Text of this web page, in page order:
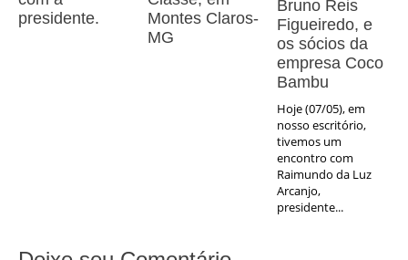
presidente.
Montes Claros-
MG
Bruno Reis
Figueiredo, e
os sócios da
empresa Coco
Bambu
Hoje (07/05), em
nosso escritório,
tivemos um
encontro com
Raimundo da Luz
Arcanjo,
presidente...